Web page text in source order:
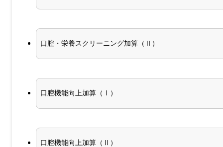
口腔・栄養スクリーニング加算（Ⅱ）
口腔機能向上加算（Ⅰ）
口腔機能向上加算（Ⅱ）